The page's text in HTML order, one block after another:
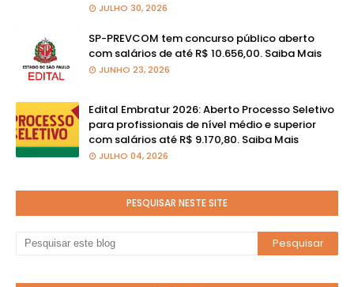
JULHO 30, 2026
SP-PREVCOM tem concurso público aberto
com salários de até R$ 10.656,00. Saiba Mais
JUNHO 23, 2026
Edital Embratur 2026: Aberto Processo Seletivo
para profissionais de nível médio e superior
com salários até R$ 9.170,80. Saiba Mais
JULHO 04, 2026
PESQUISAR NESTE SITE